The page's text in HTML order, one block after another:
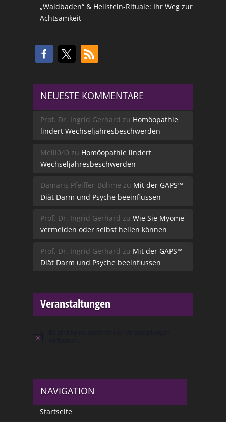
„Waldbaden“ & Heilstein-Rituale: Ihr Weg zur
Achtsamkeit
NEUESTE KOMMENTARE
Prof. Dr. Ingrid Gerhard zu Homöopathie
lindert Wechseljahresbeschwerden
Melli040 zu Homöopathie lindert
Wechseljahresbeschwerden
Damaris Pfeiffer-Böhme zu Mit der GAPS™-
Diät Darm und Psyche beeinflussen
Prof. Dr. Ingrid Gerhard zu Wie Sie Myome
vermeiden oder selbst heilen können
Prof. Dr. Ingrid Gerhard zu Mit der GAPS™-
Diät Darm und Psyche beeinflussen
Veranstaltungen
Hinweis
NAVIGATION
Startseite